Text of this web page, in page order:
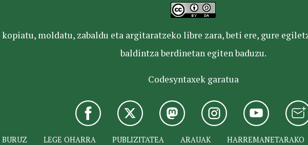
moldatu, zabaldu eta argitaratzeko libre zara, beti ere, gure
baldintza berdinetan egiten baduzu.
Codesyntaxek garatua
LEGE OHARRA PUBLIZITATEA ARAUAK HARREMANETARAKO